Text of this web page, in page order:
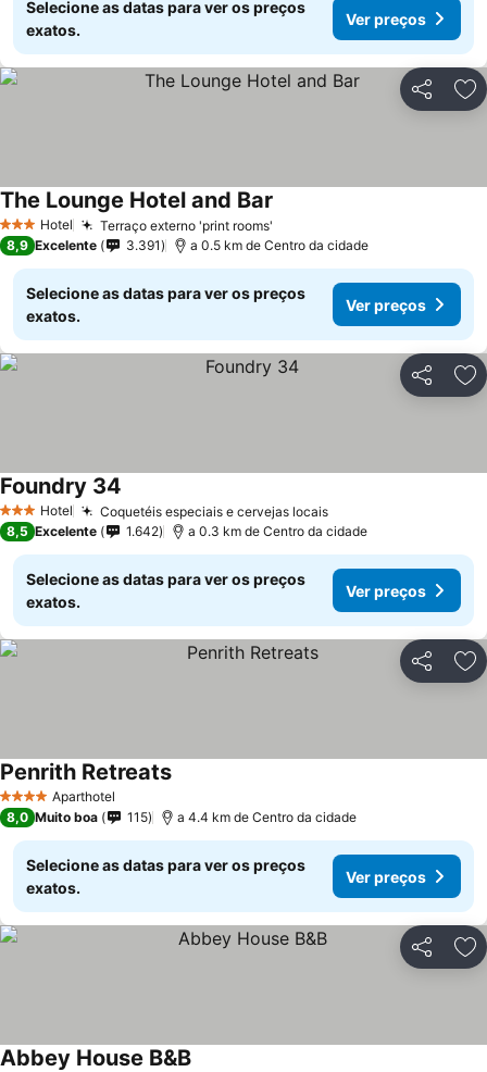
Selecione as datas para ver os preços
exatos.
Ver preços
Partilhar
3 EstrelasHotel Terraço externo 'print rooms'
The Lounge Hotel and Bar
8,9 Excelente 3.391 a 0.5 km de Centro da cidade
Selecione as datas para ver os preços
exatos.
Ver preços
Partilhar
3 EstrelasHotel Coquetéis especiais e cervejas locais
Foundry 34
8,5 Excelente 1.642 a 0.3 km de Centro da cidade
Selecione as datas para ver os preços
exatos.
Ver preços
Partilhar
4 EstrelasAparthotel
Penrith Retreats
8,0 Muito boa 115 a 4.4 km de Centro da cidade
Selecione as datas para ver os preços
exatos.
Ver preços
Partilhar
Abbey House B&B